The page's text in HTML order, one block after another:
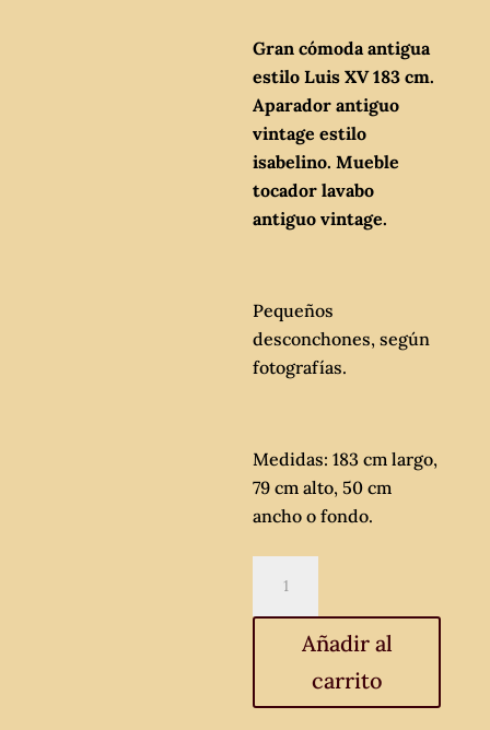
Gran cómoda antigua
estilo Luis XV 183 cm.
Aparador antiguo
vintage estilo
isabelino. Mueble
tocador lavabo
antiguo vintage.
Pequeños
desconchones, según
fotografías.
Medidas: 183 cm largo,
79 cm alto, 50 cm
ancho o fondo.
cómoda
antigua
XV
Añadir al
carrito